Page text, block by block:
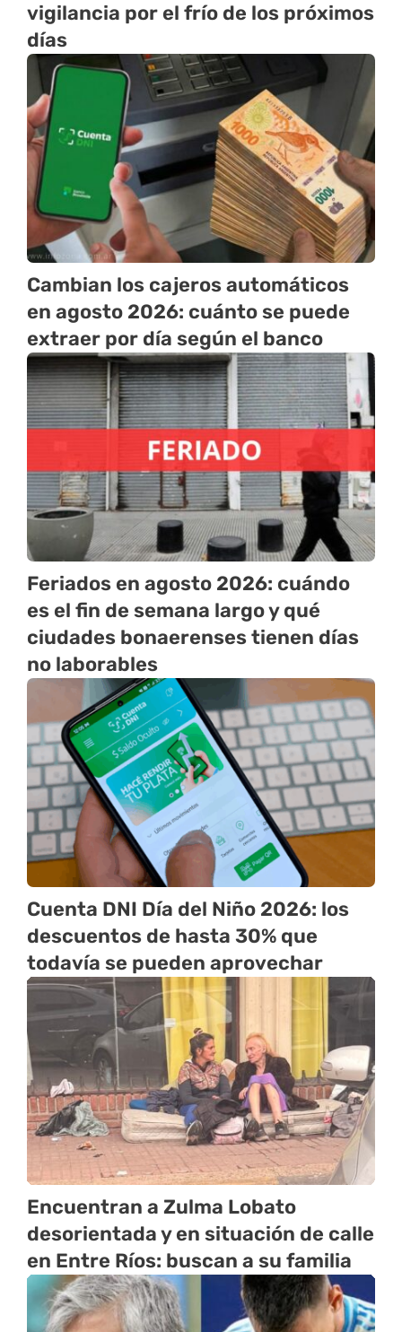
vigilancia por el frío de los próximos
días
Cambian los cajeros automáticos
en agosto 2026: cuánto se puede
extraer por día según el banco
Feriados en agosto 2026: cuándo
es el fin de semana largo y qué
ciudades bonaerenses tienen días
no laborables
Cuenta DNI Día del Niño 2026: los
descuentos de hasta 30% que
todavía se pueden aprovechar
Encuentran a Zulma Lobato
desorientada y en situación de calle
en Entre Ríos: buscan a su familia